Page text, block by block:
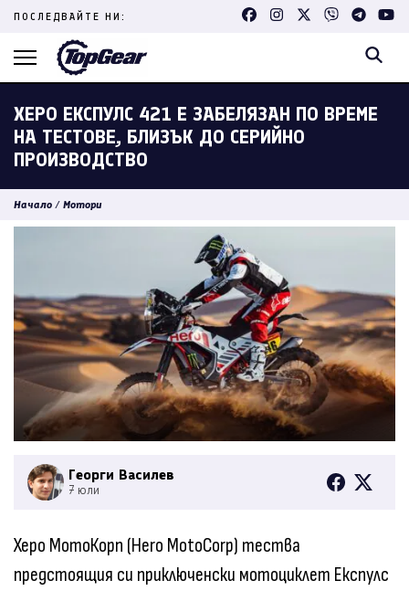
Skip
content
ПОСЛЕДВАЙТЕ НИ:
ХЕРО ЕКСПУЛС 421 Е ЗАБЕЛЯЗАН ПО ВРЕМЕ
НА ТЕСТОВЕ, БЛИЗЪК ДО СЕРИЙНО
ПРОИЗВОДСТВО
Начало / Мотори
Георги Василев
7 юли
Херо МотоКорп (Hero MotoCorp) тества
предстоящия си приключенски мотоциклет Експулс